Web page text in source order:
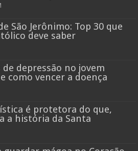
São Jerônimo: Top 30 que
deve saber
de depressão no jovem
como vencer a doença
é protetora do que,
a história da Santa